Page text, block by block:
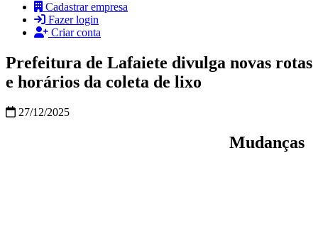
Cadastrar empresa
Fazer login
Criar conta
Prefeitura de Lafaiete divulga novas rotas
e horários da coleta de lixo
27/12/2025
Mudanças